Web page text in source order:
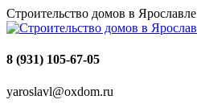
Строительство домов в Ярославле
8 (931) 105-67-05
yaroslavl@oxdom.ru